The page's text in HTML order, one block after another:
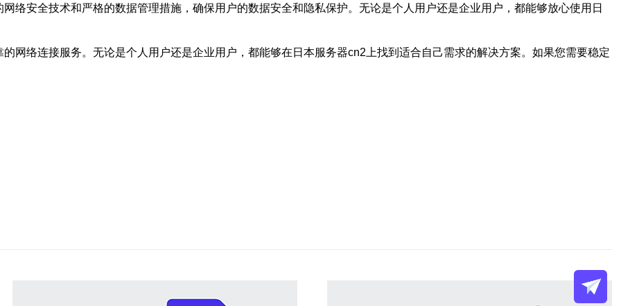
络安全技术和严格的数据管理措施，确保用户的数据安全和隐私保护。无论是个人用户还是企业用户，都能够放心使用日
网络连接服务。无论是个人用户还是企业用户，都能够在日本服务器cn2上找到适合自己需求的解决方案。如果您需要稳定